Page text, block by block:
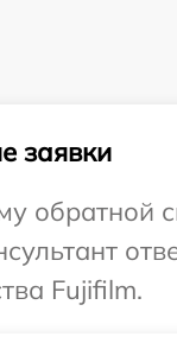
заявки
обратной
Fujifilm.